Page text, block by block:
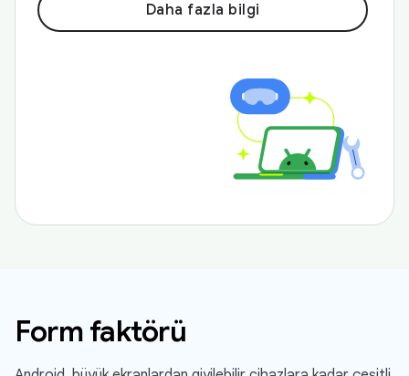
Daha fazla bilgi
Form faktörü